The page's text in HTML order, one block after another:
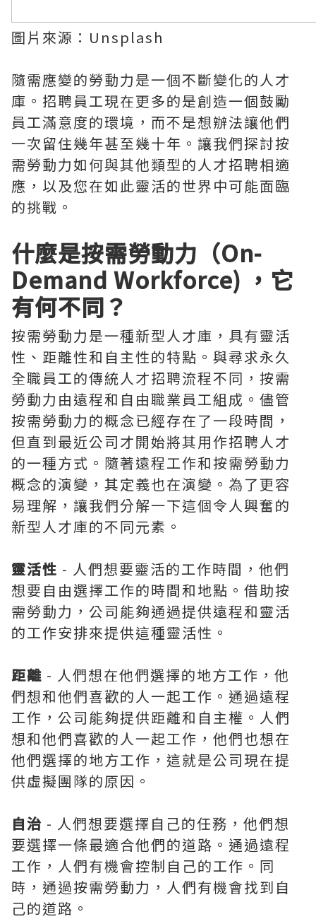
圖片來源：Unsplash
隨需應變的勞動力是一個不斷變化的人才
庫。招聘員工現在更多的是創造一個鼓勵
員工滿意度的環境，而不是想辦法讓他們
一次留住幾年甚至幾十年。讓我們探討按
需勞動力如何與其他類型的人才招聘相適
應，以及您在如此靈活的世界中可能面臨
的挑戰。
什麼是按需勞動力（On-
Demand Workforce) ，它
有何不同？
按需勞動力是一種新型人才庫，具有靈活
性、距離性和自主性的特點。與尋求永久
全職員工的傳統人才招聘流程不同，按需
勞動力由遠程和自由職業員工組成。儘管
按需勞動力的概念已經存在了一段時間，
但直到最近公司才開始將其用作招聘人才
的一種方式。隨著遠程工作和按需勞動力
概念的演變，其定義也在演變。為了更容
易理解，讓我們分解一下這個令人興奮的
新型人才庫的不同元素。
靈活性 - 人們想要靈活的工作時間，他們
想要自由選擇工作的時間和地點。借助按
需勞動力，公司能夠通過提供遠程和靈活
的工作安排來提供這種靈活性。
距離 - 人們想在他們選擇的地方工作，他
們想和他們喜歡的人一起工作。通過遠程
工作，公司能夠提供距離和自主權。人們
想和他們喜歡的人一起工作，他們也想在
他們選擇的地方工作，這就是公司現在提
供虛擬團隊的原因。
自治 - 人們想要選擇自己的任務，他們想
要選擇一條最適合他們的道路。通過遠程
工作，人們有機會控制自己的工作。同
時，通過按需勞動力，人們有機會找到自
己的道路。